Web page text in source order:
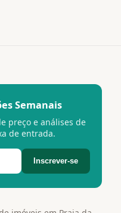
Semanais
preço e análises de
de entrada.
Inscrever-se